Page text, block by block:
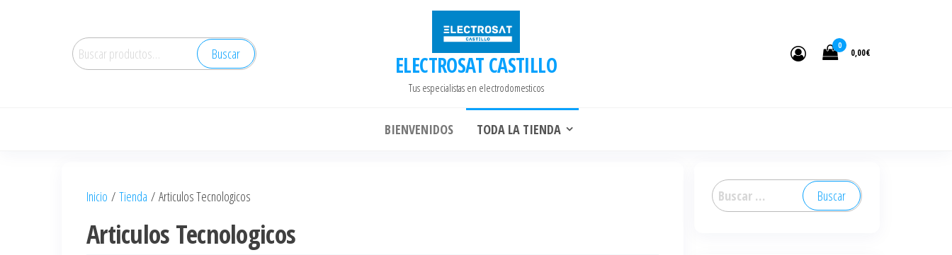
Buscar
por:
Buscar ELECTROSAT CASTILLO
Tus especialistas en electrodomesticos
0
0,00€
BIENVENIDOS TODA LA TIENDA
Inicio / Tienda / Articulos Tecnologicos
Articulos Tecnologicos
Buscar: